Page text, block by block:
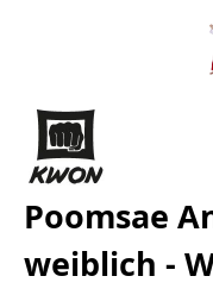
Poomsae
weiblich -